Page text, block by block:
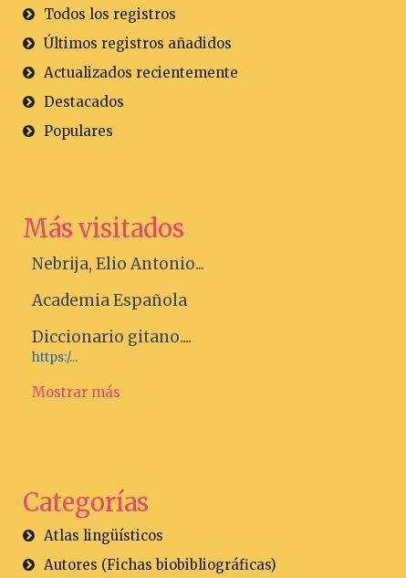
Todos los registros
Últimos registros añadidos
Actualizados recientemente
Destacados
Populares
Más visitados
Nebrija, Elio Antonio...
Academia Española
Diccionario gitano....
https:/...
Mostrar más
Categorías
Atlas lingüísticos
Autores (Fichas biobibliográficas)